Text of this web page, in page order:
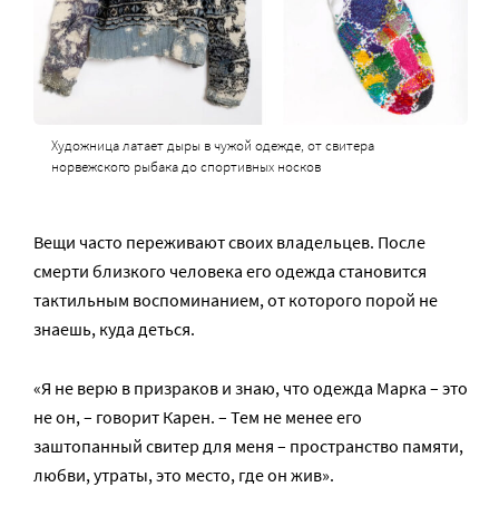
Художница латает дыры в чужой одежде, от свитера
норвежского рыбака до спортивных носков
Вещи часто переживают своих владельцев. После
смерти близкого человека его одежда становится
тактильным воспоминанием, от которого порой не
знаешь, куда деться.
«Я не верю в призраков и знаю, что одежда Марка – это
не он, – говорит Карен. – Тем не менее его
заштопанный свитер для меня – пространство памяти,
любви, утраты, это место, где он жив».